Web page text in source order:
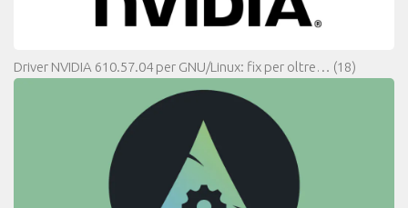
Driver NVIDIA 610.57.04 per GNU/Linux: fix per oltre… (18)